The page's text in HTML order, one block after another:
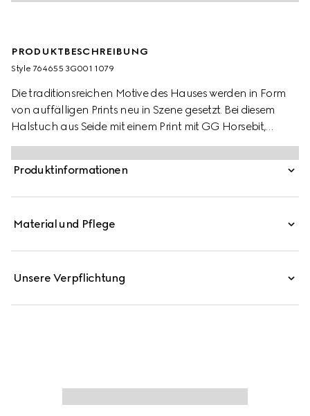
PRODUKTBESCHREIBUNG
Style ‎764655 3G001 1079
Die traditionsreichen Motive des Hauses werden in Form
von auffälligen Prints neu in Szene gesetzt. Bei diesem
Halstuch aus Seide mit einem Print mit GG Horsebit,
Steigbügeln und Ketten werden Designinspirationen von
Gucci aus der Welt des Reitsports aufgegriffen. Eine
schwarze Einfassung rundet das elegante Accessoire ab.
Produktinformationen
Material und Pflege
Unsere Verpflichtung